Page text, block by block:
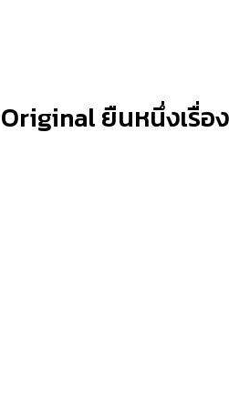
ยืนหนึ่งเรื่อ